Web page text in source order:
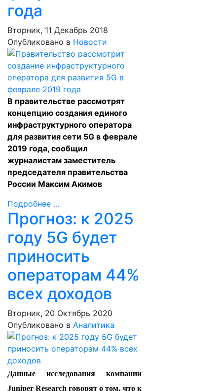
года
Вторник, 11 Декабрь 2018
Опубликовано в Новости
В правительстве рассмотрят
концепцию создания единого
инфраструктурного оператора
для развития сети 5G в феврале
2019 года, сообщил
журналистам заместитель
председателя правительства
России Максим Акимов
Подробнее ...
Прогноз: к 2025
году 5G будет
приносить
операторам 44%
всех доходов
Вторник, 20 Октябрь 2020
Опубликовано в Аналитика
Данные исследования компании
Juniper Research говорят о том, что к